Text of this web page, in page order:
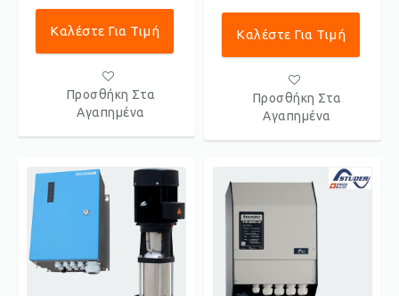
Καλέστε Για Τιμή
Προσθήκη Στα
Αγαπημένα
Καλέστε Για Τιμή
Προσθήκη Στα
Αγαπημένα